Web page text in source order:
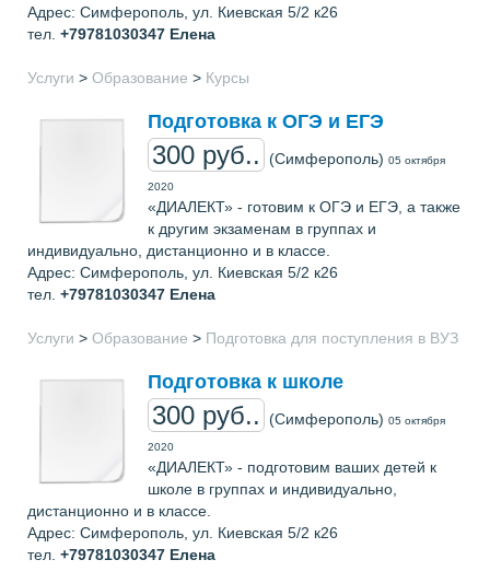
Адрес: Симферополь, ул. Киевская 5/2 к26
тел. +79781030347 Елена
Услуги > Образование > Курсы
Подготовка к ОГЭ и ЕГЭ
300 руб.. (Симферополь) 05 октября
2020
«ДИАЛЕКТ» - готовим к ОГЭ и ЕГЭ, а также
к другим экзаменам в группах и
индивидуально, дистанционно и в классе.
Адрес: Симферополь, ул. Киевская 5/2 к26
тел. +79781030347 Елена
Услуги > Образование > Подготовка для поступления в ВУЗ
Подготовка к школе
300 руб.. (Симферополь) 05 октября
2020
«ДИАЛЕКТ» - подготовим ваших детей к
школе в группах и индивидуально,
дистанционно и в классе.
Адрес: Симферополь, ул. Киевская 5/2 к26
тел. +79781030347 Елена